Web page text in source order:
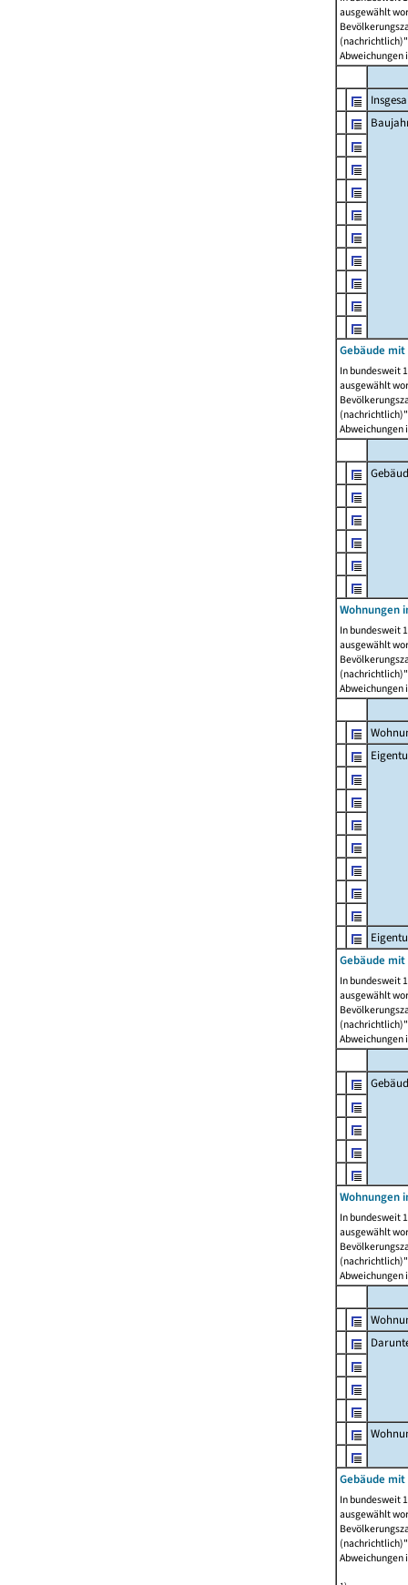
ausgewählt
Abweichungen
Gebäude mit
In bundesweit
ausgewählt
Abweichungen
Wohnungen
In bundesweit
ausgewählt
Abweichungen
Gebäude
In bundesweit
ausgewählt
Abweichungen
Wohnungen
In bundesweit
ausgewählt
Abweichungen
Gebäude
In bundesweit
ausgewählt
Abweichungen